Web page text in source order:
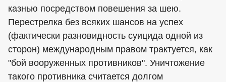
казнью посредством повешения за шею.
Перестрелка без всяких шансов на успех
(фактически разновидность суицида одной из
сторон) международным правом трактуется, как
"бой вооруженных противников". Уничтожение
такого противника считается долгом